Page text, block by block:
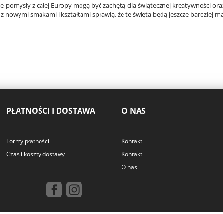
pomysły z całej Europy mogą być zachętą dla świątecznej kreatywności
nowymi smakami i kształtami sprawią, że te święta będą jeszcze bardziej
PŁATNOŚCI I DOSTAWA
Formy płatności
Czas i koszty dostawy
O NAS
Kontakt
Kontakt
O nas